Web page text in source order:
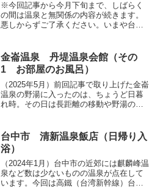
※今回記事から今月下旬まで、しばらく
の間は温泉と無関係の内容が続きます。
悪しからずご了承ください。いまや台湾
は経済力が脆弱な小さい農業国であり、
米や樟脳など、農作物やそ...
金崙温泉 丹堤温泉会館（その
1 お部屋のお風呂）
（2025年5月）前回記事で取り上げた金崙
温泉の野湯に入ったのは、ちょうど日暮
れ時。その日は長距離の移動や野湯のハ
た。この日の宿は赤い鉄橋「金崙温泉虹
橋」を渡った先にあ...
台中市 清新温泉飯店（日帰り入
浴）
（2024年1月）台中市の近郊には麒麟峰温
泉など数は少ないものの温泉が点在して
います。今回は高鐵（台湾新幹線）台中